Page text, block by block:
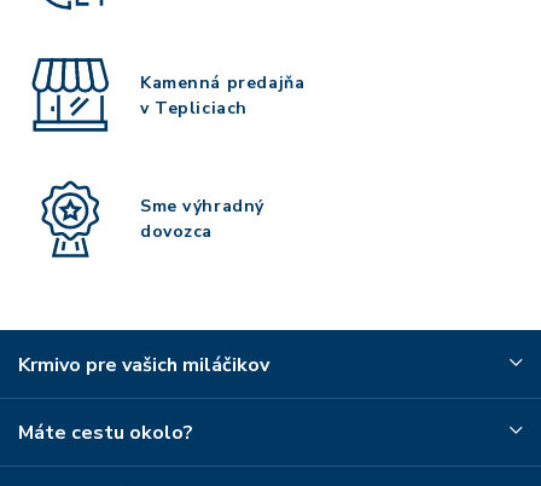
Kamenná predajňa
v Tepliciach
Sme výhradný
dovozca
Krmivo pre vašich miláčikov
Máte cestu okolo?